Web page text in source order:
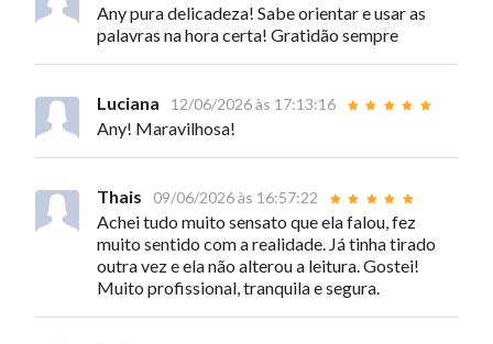
Any pura delicadeza! Sabe orientar e usar as
palavras na hora certa! Gratidão sempre
Luciana 12/06/2026 às 17:13:16
Any! Maravilhosa!
Thais 09/06/2026 às 16:57:22
Achei tudo muito sensato que ela falou, fez
muito sentido com a realidade. Já tinha tirado
outra vez e ela não alterou a leitura. Gostei!
Muito profissional, tranquila e segura.